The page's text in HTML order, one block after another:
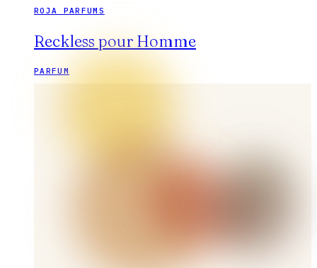
ROJA PARFUMS
Reckless pour Homme
PARFUM